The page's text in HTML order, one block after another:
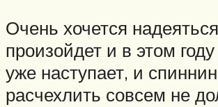
Очень хочется
произойдет и в этом
уже наступает, и
расчехлить совсем не